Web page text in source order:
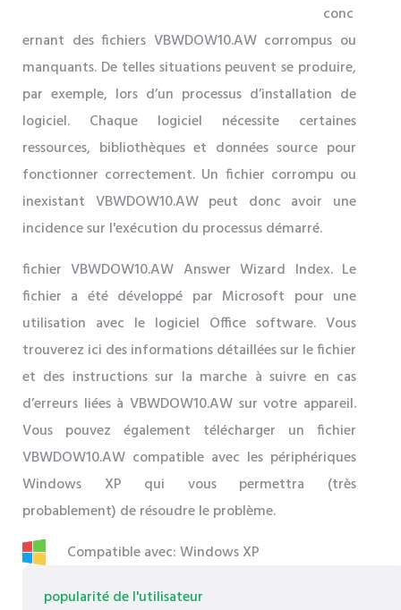
conc
ernant des fichiers VBWDOW10.AW corrompus ou
manquants. De telles situations peuvent se produire,
par exemple, lors d’un processus d’installation de
logiciel. Chaque logiciel nécessite certaines
ressources, bibliothèques et données source pour
fonctionner correctement. Un fichier corrompu ou
inexistant VBWDOW10.AW peut donc avoir une
incidence sur l'exécution du processus démarré.
fichier VBWDOW10.AW Answer Wizard Index. Le
fichier a été développé par Microsoft pour une
utilisation avec le logiciel Office software. Vous
trouverez ici des informations détaillées sur le fichier
et des instructions sur la marche à suivre en cas
d’erreurs liées à VBWDOW10.AW sur votre appareil.
Vous pouvez également télécharger un fichier
VBWDOW10.AW compatible avec les périphériques
Windows XP qui vous permettra (très
probablement) de résoudre le problème.
Compatible avec: Windows XP
popularité de l'utilisateur